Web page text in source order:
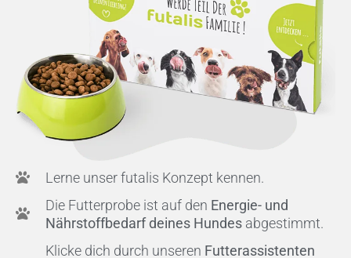
Lerne unser futalis Konzept kennen.
Die Futterprobe ist auf den Energie- und
Nährstoffbedarf deines Hundesabgestimmt.
Klicke dich durch unseren Futterassistenten